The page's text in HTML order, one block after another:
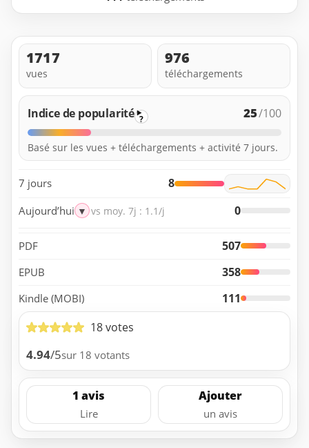
1717
vues
976
téléchargements
Indice de popularité ? 25/100
Basé sur les vues + téléchargements + activité 7 jours.
7 jours 8
Aujourd’hui ▼ vs moy. 7j : 1.1/j 0
PDF 507
EPUB 358
Kindle (MOBI)
111
18 votes
4.94/5sur 18 votants
1 avis
Lire
Ajouter
un avis